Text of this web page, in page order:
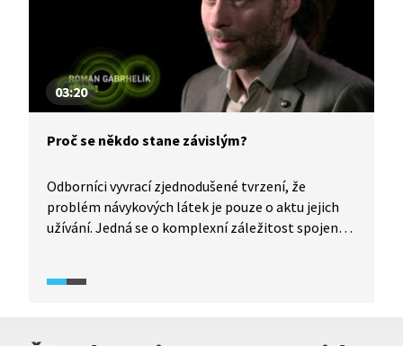
03:20
Proč se někdo stane závislým?
Odborníci vyvrací zjednodušené tvrzení, že
problém návykových látek je pouze o aktu jejich
užívání. Jedná se o komplexní záležitost spojenou
je součástí dokumentárního cyklu Česko